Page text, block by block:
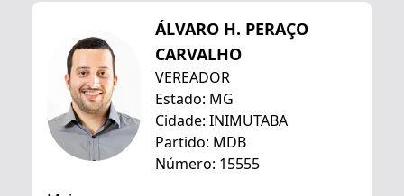
ÁLVARO H. PERAÇO
CARVALHO
VEREADOR
Estado: MG
Cidade: INIMUTABA
Partido: MDB
Número: 15555